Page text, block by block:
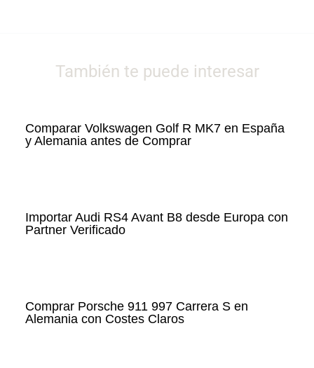
También te puede interesar
Comparar Volkswagen Golf R MK7 en España
y Alemania antes de Comprar
Importar Audi RS4 Avant B8 desde Europa con
Partner Verificado
Comprar Porsche 911 997 Carrera S en
Alemania con Costes Claros